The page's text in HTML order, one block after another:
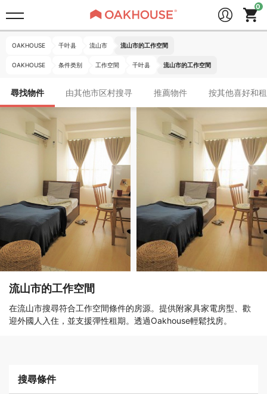
OAKHOUSE 千叶县 流山市 流山市的工作空間
OAKHOUSE 条件类别 工作空間 千叶县 流山市的工作空間
尋找物件 由其他市区村搜寻 推薦物件 按其他喜好和
流山市的工作空間
在流山市搜尋符合工作空間條件的房源。提供附家具家電房型、歡
迎外國人入住，並支援彈性租期。透過Oakhouse輕鬆找房。
搜尋條件